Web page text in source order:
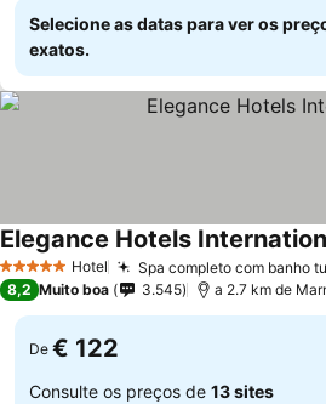
Selecione as datas para ver os
exatos.
5 Estrelas Hotel Spa completo com banho
Elegance Hotels
8,2 Muito boa 3.545 a 2.7 km de
De € 122
Consulte os preços de 13 sites